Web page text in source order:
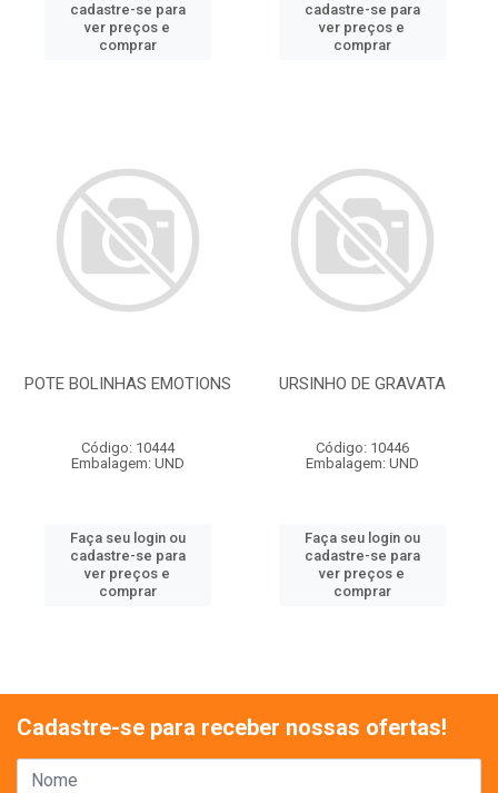
cadastre-se para
ver preços e
comprar
cadastre-se para
ver preços e
comprar
POTE BOLINHAS EMOTIONS
Código: 10444
Embalagem: UND
Faça seu login ou
cadastre-se para
ver preços e
comprar
URSINHO DE GRAVATA
Código: 10446
Embalagem: UND
Faça seu login ou
cadastre-se para
ver preços e
comprar
Cadastre-se para receber nossas ofertas!